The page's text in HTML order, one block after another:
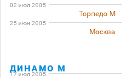
02 июл 2005
Торпедо М
25 июн 2005
Москва
ДИНАМО М
17 июл 2005